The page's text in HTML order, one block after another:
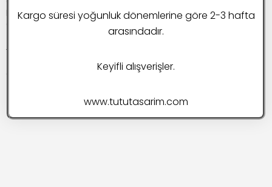
Mesafeli Satış Sözleşmesi
Gizlilik ve Güvenlik
Copyright © 2026 Tutu Tasarım | Powered by Tutu Tasarım
Kargo süresi yoğunluk dönemlerine göre 2-3 hafta
arasındadır.
Keyifli alışverişler.
www.tututasarim.com